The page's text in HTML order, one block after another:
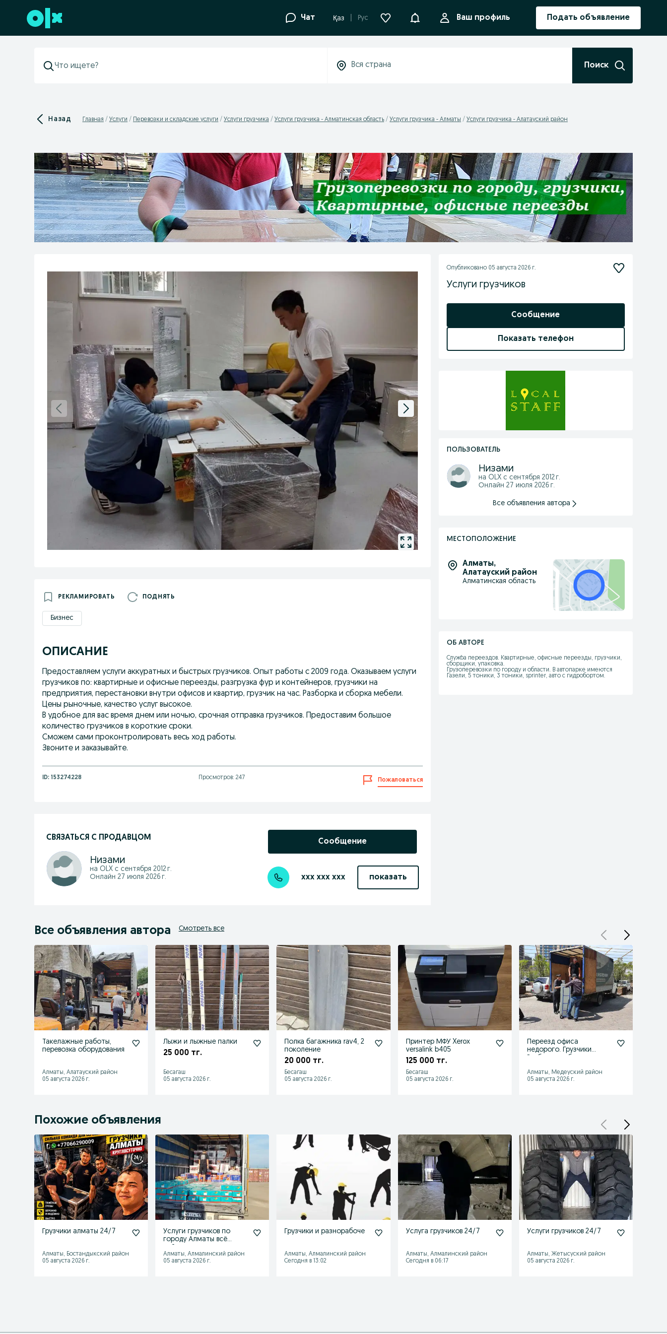
Перейти к нижнему колонтитулу Чат Қаз Рус УведомленияВаш профиль Подать объявление
Поиск
Назад Главная Услуги Перевозки и складские услуги Услуги грузчика Услуги грузчика - Алматинская область Услуги грузчика - Алматы Услуги грузчика - Алатауский район
РЕКЛАМИРОВАТЬ ПОДНЯТЬ
Бизнес
ОПИСАНИЕ
Предоставляем услуги аккуратных и быстрых грузчиков. Опыт работы с 2009 года. Оказываем услуги
грузчиков по: квартирные и офисные переезды, разгрузка фур и контейнеров, грузчики на
предприятия, перестановки внутри офисов и квартир, грузчик на час. Разборка и сборка мебели.
Цены рыночные, качество услуг высокое.
В удобное для вас время днем или ночью, срочная отправка грузчиков. Предоставим большое
количество грузчиков в короткие сроки.
Сможем сами проконтролировать весь ход работы.
Звоните и заказывайте.
ID: 153274228 Просмотров: 247 Пожаловаться
СВЯЗАТЬСЯ С ПРОДАВЦОМ
Низами
на OLX с сентября 2012 г.
Онлайн 27 июля 2026 г.
Сообщение
xxx xxx xxx показать
Опубликовано 05 августа 2026 г.
Услуги грузчиков
Сообщение
Показать телефон
ПОЛЬЗОВАТЕЛЬ
Низами
на OLX с сентября 2012 г.
Онлайн 27 июля 2026 г.
Все объявления автора
МЕСТОПОЛОЖЕНИЕ
Алматы,
Алатауский район
Алматинская область
ОБ АВТОРЕ
Служба переездов. Квартирные, офисные переезды, грузчики,
сборщики, упаковка.
Грузоперевозки по городу и области. В автопарке имеются
Газели, 5 тоники, 3 тоники, sprinter, авто с гидробортом.
Все объявления автора Смотреть все
Такелажные работы,
перевозка оборудования
Алматы, Алатауский район
05 августа 2026 г.
Лыжи и лыжные палки
25 000 тг.
Бесагаш
05 августа 2026 г.
Полка багажника rav4, 2
поколение
20 000 тг.
Бесагаш
05 августа 2026 г.
Принтер МФУ Xerox
versalink b405
125 000 тг.
Бесагаш
05 августа 2026 г.
Переезд офиса
недорого. Грузчики
Алматы, Медеуский район
05 августа 2026 г.
Похожие объявления
Грузчики алматы 24/7
Алматы, Бостандыкский район
05 августа 2026 г.
Услуги грузчиков по
городу Алматы всё
Алматы, Алмалинский район
05 августа 2026 г.
Грузчики и разнорабоче
Алматы, Алмалинский район
Сегодня в 13:02
Услуга грузчиков 24/7
Алматы, Алмалинский район
Сегодня в 06:17
Услуги грузчиков 24/7
Алматы, Жетысуский район
05 августа 2026 г.